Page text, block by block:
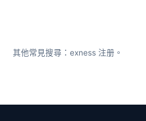
其他常見搜尋：exness 注册。